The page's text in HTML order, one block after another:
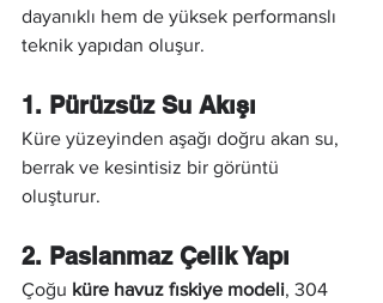
dayanıklı hem de yüksek performanslı
teknik yapıdan oluşur.
1. Pürüzsüz Su Akışı
Küre yüzeyinden aşağı doğru akan su,
berrak ve kesintisiz bir görüntü
oluşturur.
2. Paslanmaz Çelik Yapı
Çoğu küre havuz fıskiye modeli, 304